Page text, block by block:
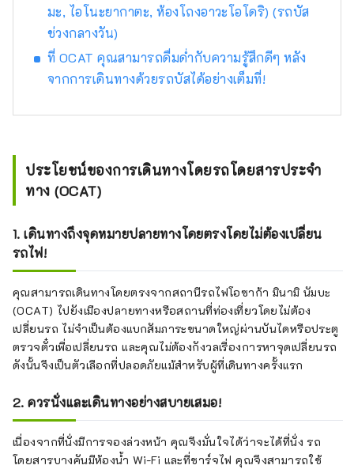
มะ, ไอโนะยากาตะ, ห้องโถงอาวะโอโดริ) ​​(รถบัส
ช่วงกลางวัน)
ที่ OCAT คุณสามารถดื่มด่ำกับความรู้สึกดีๆ หลัง
จากการเดินทางด้วยรถบัสได้อย่างเต็มที่!
ประโยชน์ของการเดินทางโดยรถโดยสารประจำ
ทาง (OCAT)
1. เดินทางถึงจุดหมายปลายทางโดยตรงโดยไม่ต้องเปลี่ยน
รถไฟ!
คุณสามารถเดินทางโดยตรงจากสถานีรถไฟโอซาก้า มินามิ นัมบะ
(OCAT) ไปยังเมืองปลายทางหรือสถานที่ท่องเที่ยวโดยไม่ต้อง
เปลี่ยนรถ ไม่จำเป็นต้องแบกสัมภาระขนาดใหญ่ผ่านบันไดหรือประตู
ตรวจตั๋วเพื่อเปลี่ยนรถ และคุณไม่ต้องกังวลเรื่องการหาจุดเปลี่ยนรถ
ดังนั้นจึงเป็นตัวเลือกที่ปลอดภัยแม้สำหรับผู้ที่เดินทางครั้งแรก
2. ควรนั่งและเดินทางอย่างสบายเสมอ!
เนื่องจากที่นั่งมีการจองล่วงหน้า คุณจึงมั่นใจได้ว่าจะได้ที่นั่ง รถ
โดยสารบางคันมีห้องน้ำ Wi-Fi และที่ชาร์จไฟ คุณจึงสามารถใช้